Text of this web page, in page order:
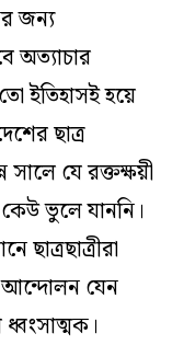
জন্য
অত্যাচার
ইতিহাসই হয়ে
ছাত্র
সালে যে রক্তক্ষয়ী
ভুলে যাননি।
ছাত্রছাত্রীরা
যেন